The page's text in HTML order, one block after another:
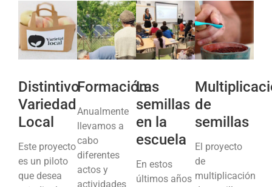
Distintivo
Variedad
Local
Este proyecto
es un piloto
que desea
Formación
Anualmente
llevamos a
cabo
diferentes
actos y
actividades
Las
semillas
en la
escuela
En estos
últimos años
de
semillas
El proyecto
de
multiplicación